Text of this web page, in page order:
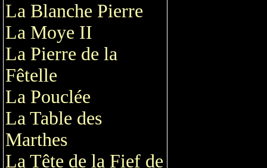
La Blanche Pierre
La Moye II
La Pierre de la
Fêtelle
La Pouclée
La Table des
Marthes
La Tête de la Fief de